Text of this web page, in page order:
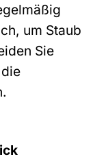
um Staub
Sie